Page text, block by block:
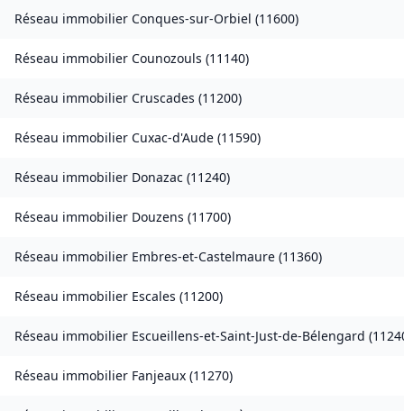
Réseau immobilier Conques-sur-Orbiel (11600)
Réseau immobilier Counozouls (11140)
Réseau immobilier Cruscades (11200)
Réseau immobilier Cuxac-d'Aude (11590)
Réseau immobilier Donazac (11240)
Réseau immobilier Douzens (11700)
Réseau immobilier Embres-et-Castelmaure (11360)
Réseau immobilier Escales (11200)
Réseau immobilier Escueillens-et-Saint-Just-de-Bélengard (
Réseau immobilier Fanjeaux (11270)